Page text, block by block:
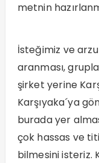
metnin
İsteğimiz ve
aranması,
şirket yerine
Karşıyaka´ya
burada yer
çok hassas ve
bilmesini isteriz.